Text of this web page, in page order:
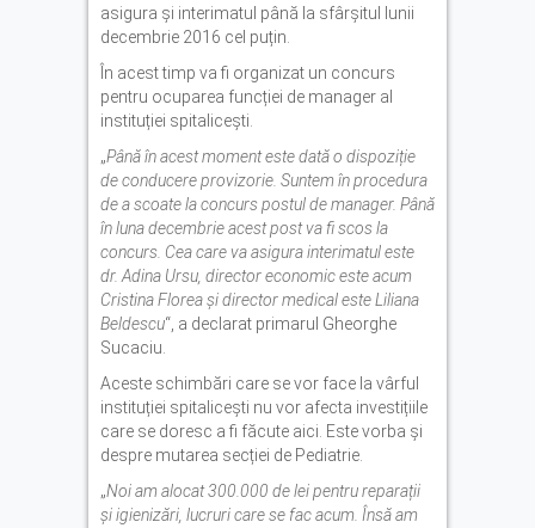
asigura și interimatul până la sfârșitul lunii
decembrie 2016 cel puțin.
În acest timp va fi organizat un concurs
pentru ocuparea funcției de manager al
instituției spitalicești.
„Până în acest moment este dată o dispoziție
de conducere provizorie. Suntem în procedura
de a scoate la concurs postul de manager. Până
în luna decembrie acest post va fi scos la
concurs. Cea care va asigura interimatul este
dr. Adina Ursu, director economic este acum
Cristina Florea și director medical este Liliana
Beldescu“, a declarat primarul Gheorghe
Sucaciu.
Aceste schimbări care se vor face la vârful
instituției spitalicești nu vor afecta investițiile
care se doresc a fi făcute aici. Este vorba și
despre mutarea secției de Pediatrie.
„Noi am alocat 300.000 de lei pentru reparații
și igienizări, lucruri care se fac acum. Însă am